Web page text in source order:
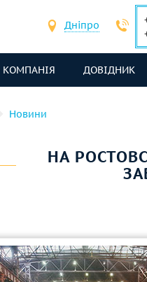
Дніпро
КОМПАНІЯ ДОВІДНИК
Новини
НА